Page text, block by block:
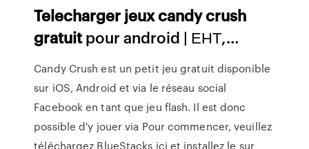
Telecharger jeuxcandycrush
gratuitpour android | ЕНТ,…
Candy Crush est un petit jeu gratuit disponible
sur iOS, Android et via le réseau social
Facebook en tant que jeu flash. Il est donc
possible d'y jouer via Pour commencer, veuillez
téléchargez BlueStacks ici et installez le sur